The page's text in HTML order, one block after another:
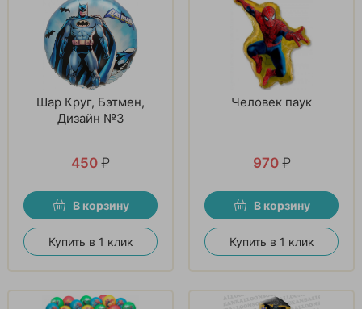
Шар Круг, Бэтмен,
Дизайн №3
450 ₽
В корзину
Купить в 1 клик
Человек паук
970 ₽
В корзину
Купить в 1 клик